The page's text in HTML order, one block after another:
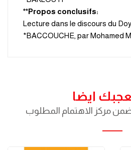
:Propos conclusifs**
.Lecture dans le discours du
BACCOUCHE, par Mohamed
ايضا
مركز الاهتمام المطلوب